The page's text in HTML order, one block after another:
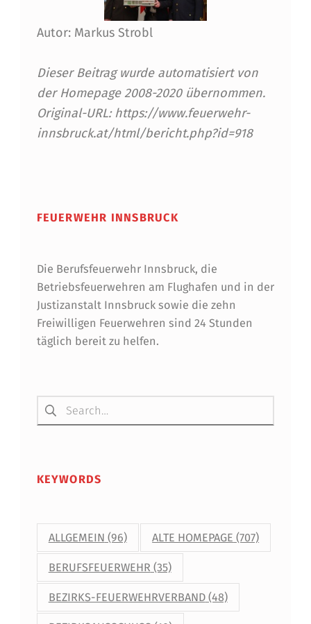
E
W
E
H
O
B
I
L
A
Autor: Markus Strobl
Dieser Beitrag wurde automatisiert von
der Homepage 2008-2020 übernommen.
Original-URL: https://www.feuerwehr-
innsbruck.at/html/bericht.php?id=918
FEUERWEHR INNSBRUCK
Die Berufsfeuerwehr Innsbruck, die
Betriebsfeuerwehren am Flughafen und in der
Justizanstalt Innsbruck sowie die zehn
Freiwilligen Feuerwehren sind 24 Stunden
täglich bereit zu helfen.
Suchen nach:
KEYWORDS
ALLGEMEIN (96) ALTE HOMEPAGE (707)
BERUFSFEUERWEHR (35)
BEZIRKS-FEUERWEHRVERBAND(48)